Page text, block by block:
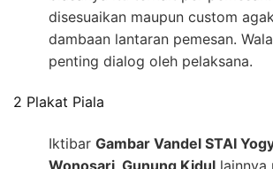
disesuaikan maupun custom
dambaan lantaran pemesan.
penting dialog oleh pelaksana.
2 Plakat Piala
Iktibar Gambar Vandel STAI
Wonosari, Gunung Kidul lainnya